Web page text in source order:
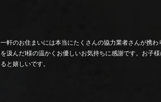
一軒のお住まいには本当にたくさんの協力業者さんが携
を汲んだI様の温かくお優しいお気持ちに感謝です。お子
ると嬉しいです。